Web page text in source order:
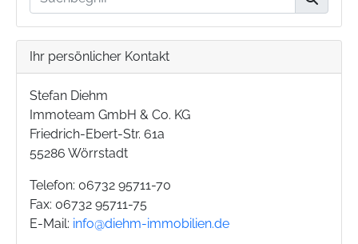
Ihr persönlicher Kontakt
Stefan Diehm
Immoteam GmbH & Co. KG
Friedrich-Ebert-Str. 61a
55286 Wörrstadt
Telefon: 06732 95711-70
Fax: 06732 95711-75
E-Mail: info@diehm-immobilien.de